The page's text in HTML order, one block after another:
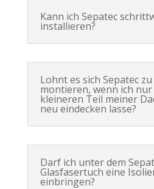
Kann ich Sepatec
installieren?
Lohnt es sich Sepatec zu
montieren, wenn ich
kleineren Teil meiner
neu eindecken lasse?
Darf ich unter dem
Glasfasertuch eine
einbringen?